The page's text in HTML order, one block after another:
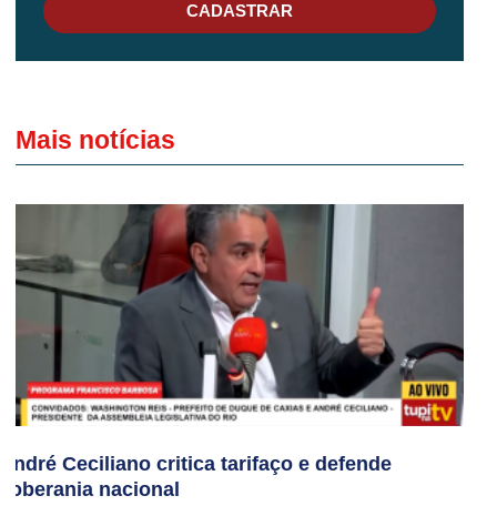
CADASTRAR
Mais notícias
André Ceciliano critica tarifaço e defende
soberania nacional